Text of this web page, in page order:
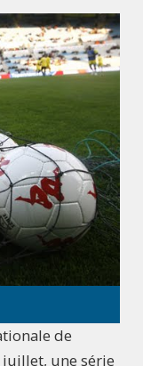
de
une série